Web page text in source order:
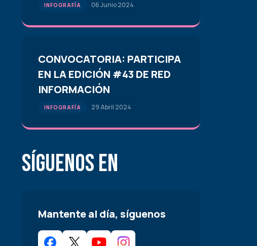
INFOGRAFÍA 06 Junio 2024
CONVOCATORIA: PARTICIPA
EN LA EDICIÓN #43 DE RED
INFORMACIÓN
INFOGRAFÍA 29 Abril 2024
Síguenos en
Mantente al día, síguenos